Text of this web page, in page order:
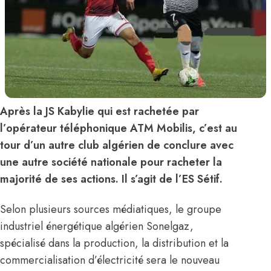
Après la JS Kabylie qui est rachetée par
l’opérateur téléphonique ATM Mobilis, c’est au
tour d’un autre club algérien de conclure avec
une autre société nationale pour racheter la
majorité de ses actions. Il s’agit de l’ES Sétif.
Selon plusieurs sources médiatiques, le groupe
industriel énergétique algérien Sonelgaz,
spécialisé dans la production, la distribution et la
commercialisation d’électricité sera le nouveau